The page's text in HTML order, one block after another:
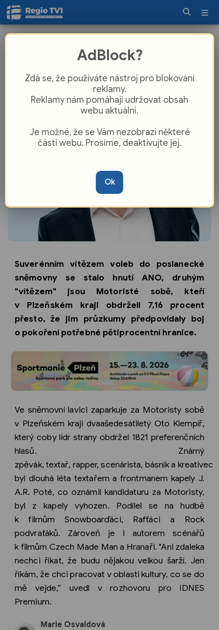
zaparkovali až ve sněmovně. Do
Klempíř
Suverénním vítězem voleb do poslanecké
sněmovny se stalo hnutí ANO, druhým
"vítězem" jsou Motoristé sobě, kteří
v Plzeňském kraji obdrželi 7,16 procent
přesto, že jim průzkumy předpovídaly boj
o pokoření potřebné pětiprocentní hranice.
Ve sněmovní lavici zaparkuje za Motoristy sobě
v Plzeňském kraji dvaašedesátiletý Oto Klempíř,
který coby lídr strany obdržel 1821 preferenčních
hlasů. Známý
zpěvák, textař, rapper, scenárista, básník a kreativec
byl dlouhá léta textařem a frontmanem kapely J.
A.R. Poté, co oznámil kandidaturu za Motoristy,
byl z kapely vyhozen. Podílel se na hudbě
k filmům Snowboarďáci, Rafťáci a Rock
podvraťáků. Zároveň je i autorem scénářů
k filmům Czech Made Man a Hranaři. "Ani zdaleka
nechci říkat, že budu nějakou velkou šarží. Jen
říkám, že chci pracovat v oblasti kultury, co se do
mě vejde,“ uvedl v rozhovoru pro iDNES
Premium.
Marie Osvaldová
AdBlock?
Zdá se, že používáte nástroj pro blokování
reklamy.
Reklamy nám pomáhají udržovat obsah
webu aktuální.
Je možné, že se Vám nezobrazí některé
části webu. Prosíme, deaktivujte jej.
Ok